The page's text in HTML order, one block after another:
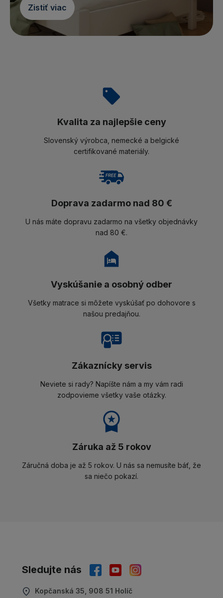
Zistiť viac
Kvalita za najlepšie ceny
Slovenský výrobca, nemecké a belgické
certifikované materiály.
Doprava zadarmo nad 80 €
U nás máte dopravu zadarmo na všetky objednávky
nad 80 €.
Vyskúšanie a osobný odber
Všetky matrace si môžete vyskúšať po dohovore s
našou predajňou.
Zákaznícky servis
Neviete si rady? Napíšte nám a my vám radi
zodpovieme všetky vaše otázky.
Záruka až 5 rokov
Záručná doba je až 5 rokov. U nás sa nemusíte báť, že
sa niečo pokazí.
Sledujte nás
Kopčanská 35, 908 51 Holíč